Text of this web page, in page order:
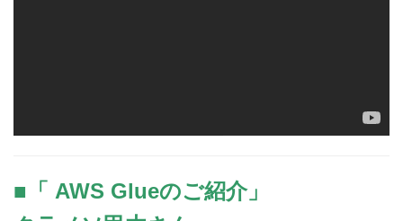
■「 AWS Glueのご紹介」